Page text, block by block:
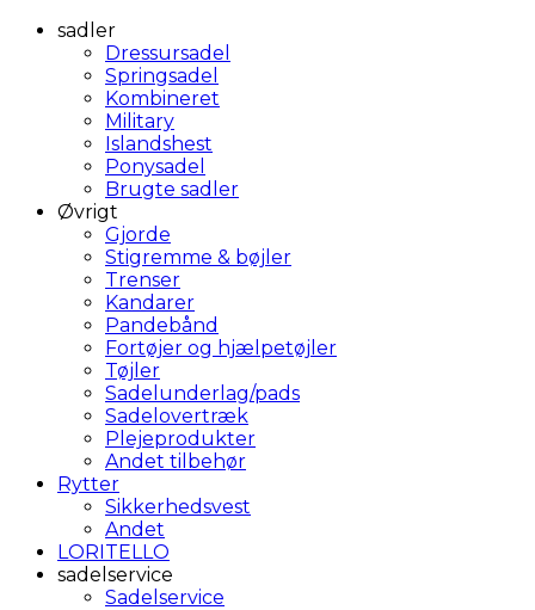
sadler
Dressursadel
Springsadel
Kombineret
Military
Islandshest
Ponysadel
Brugte sadler
Øvrigt
Gjorde
Stigremme & bøjler
Trenser
Kandarer
Pandebånd
Fortøjer og hjælpetøjler
Tøjler
Sadelunderlag/pads
Sadelovertræk
Plejeprodukter
Andet tilbehør
Rytter
Sikkerhedsvest
Andet
LORITELLO
sadelservice
Sadelservice